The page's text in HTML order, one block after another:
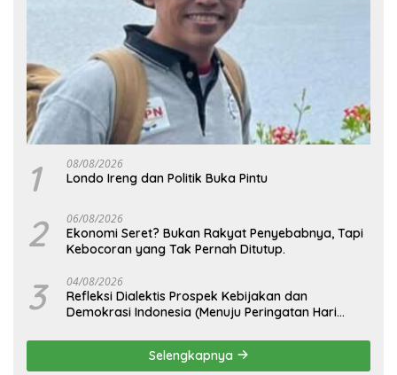
1 08/08/2026
Londo Ireng dan Politik Buka Pintu
2 06/08/2026
Ekonomi Seret? Bukan Rakyat Penyebabnya, Tapi
Kebocoran yang Tak Pernah Ditutup.
3 04/08/2026
Refleksi Dialektis Prospek Kebijakan dan
Demokrasi Indonesia (Menuju Peringatan Hari
Selengkapnya